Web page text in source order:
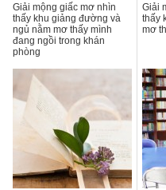
Giải mộng giấc mơ nhìn
thấy khu giảng đường và
ngủ nằm mơ thấy mình
đang ngồi trong khán
phòng
Giải
thấy
mơ